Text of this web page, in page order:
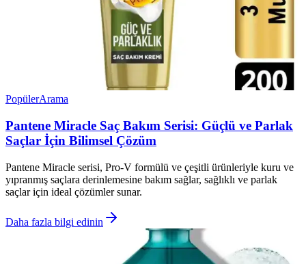
PopülerArama
Pantene Miracle Saç Bakım Serisi: Güçlü ve Parlak
Saçlar İçin Bilimsel Çözüm
Pantene Miracle serisi, Pro-V formülü ve çeşitli ürünleriyle kuru ve
yıpranmış saçlara derinlemesine bakım sağlar, sağlıklı ve parlak
saçlar için ideal çözümler sunar.
Daha fazla bilgi edinin